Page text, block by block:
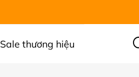
Sale thương hiệu